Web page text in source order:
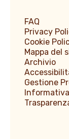
FAQ
Privacy
Cookie
Mappa del
Archivio
Gestione